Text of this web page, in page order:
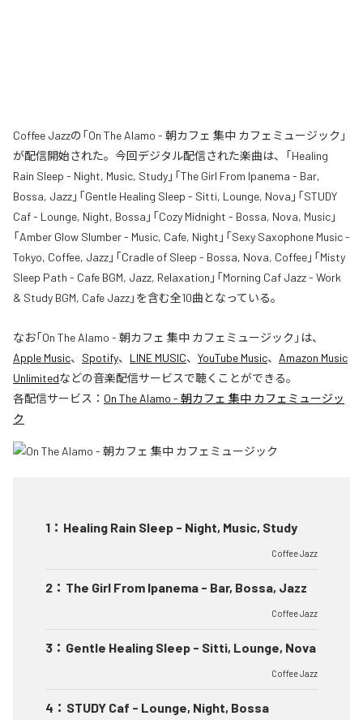
Coffee Jazzの「On The Alamo - 朝カフェ 集中 カフェミュージック」
が配信開始された。今回デジタル配信された楽曲は、「Healing
Rain Sleep - Night, Music, Study」「The Girl From Ipanema - Bar,
Bossa, Jazz」「Gentle Healing Sleep - Sitti, Lounge, Nova」「STUDY
Caf - Lounge, Night, Bossa」「Cozy Midnight - Bossa, Nova, Music」
「Amber Glow Slumber - Music, Cafe, Night」「Sexy Saxophone Music -
Tokyo, Coffee, Jazz」「Cradle of Sleep - Bossa, Nova, Coffee」「Misty
Sleep Path - Cafe BGM, Jazz, Relaxation」「Morning Caf Jazz - Work
& Study BGM, Cafe Jazz」を含む全10曲となっている。
なお「On The Alamo - 朝カフェ 集中 カフェミュージック 」は、
Apple Music、 Spotify、 LINE MUSIC、 YouTube Music、 Amazon Music
Unlimitedなどの音楽配信サービスで聴くことができる。
各配信サービス： On The Alamo - 朝カフェ 集中 カフェミュージッ
ク
1 ： Healing Rain Sleep - Night, Music, Study
Coffee Jazz
2 ： The Girl From Ipanema - Bar, Bossa, Jazz
Coffee Jazz
3 ： Gentle Healing Sleep - Sitti, Lounge, Nova
Coffee Jazz
4 ： STUDY Caf - Lounge, Night, Bossa